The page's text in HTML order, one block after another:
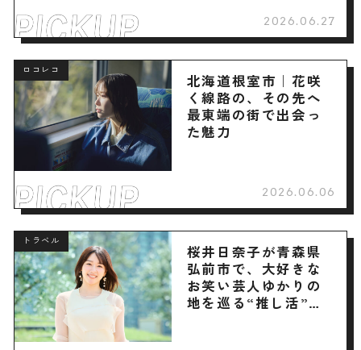
2026.06.27
ロコレコ
北海道根室市｜花咲
く線路の、その先へ
最東端の街で出会っ
た魅力
2026.06.06
トラベル
桜井日奈子が青森県
弘前市で、大好きな
お笑い芸人ゆかりの
地を巡る“推し活”旅